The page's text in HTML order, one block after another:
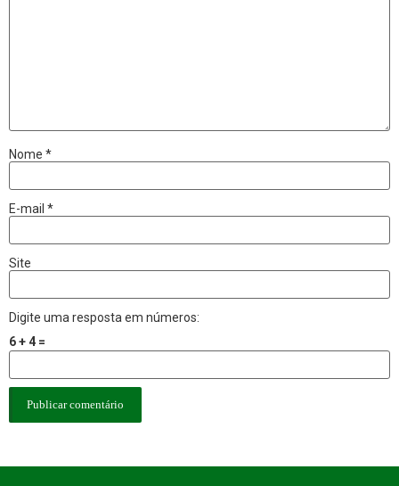
Nome *
E-mail *
Site
Digite uma resposta em números:
6 + 4 =